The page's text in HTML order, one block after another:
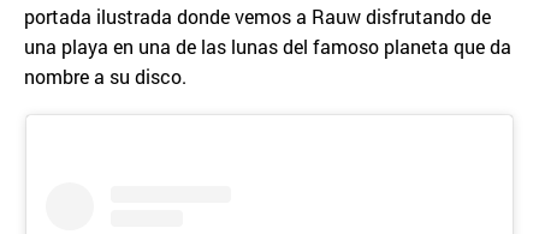
portada ilustrada donde vemos a Rauw disfrutando de
una playa en una de las lunas del famoso planeta que da
nombre a su disco.